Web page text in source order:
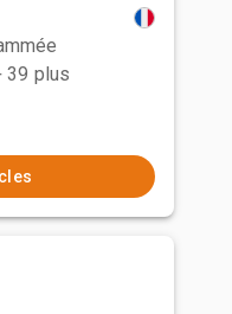
39 plus